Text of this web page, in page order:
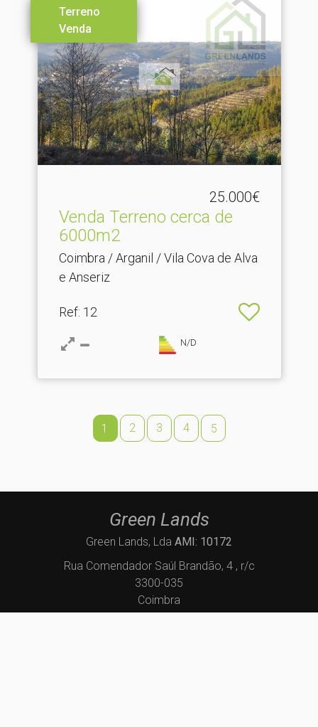
Terreno
Venda
25.000€
Venda Terreno cerca de
6000m2
Coimbra / Arganil / Vila Cova de Alva
e Anseriz
Ref: 12
N/D
1 2 3 4 5
Green Lands
Green Lands, Lda AMI: 10172
Rua Comendador Saúl Brandão, 4 , r/c
3300-035
Coimbra